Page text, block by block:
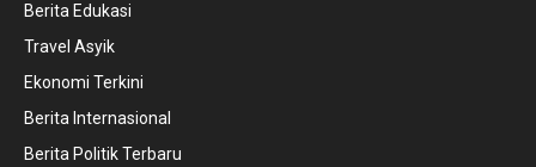
Berita Edukasi
Travel Asyik
Ekonomi Terkini
Berita Internasional
Berita Politik Terbaru